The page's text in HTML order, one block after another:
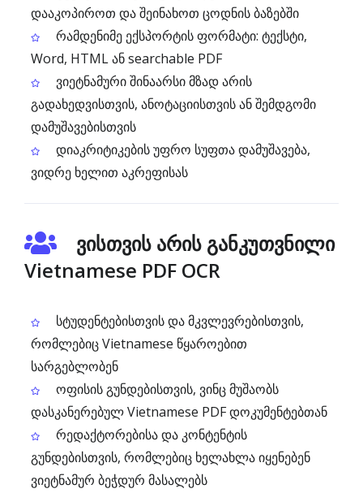
დააკოპიროთ და შეინახოთ ცოდნის ბაზებში
რამდენიმე ექსპორტის ფორმატი: ტექსტი,
Word, HTML ან searchable PDF
ვიეტნამური შინაარსი მზად არის
გადახედვისთვის, ანოტაციისთვის ან შემდგომი
დამუშავებისთვის
დიაკრიტიკების უფრო სუფთა დამუშავება,
ვიდრე ხელით აკრეფისას
ვისთვის არის განკუთვნილი
Vietnamese PDF OCR
სტუდენტებისთვის და მკვლევრებისთვის,
რომლებიც Vietnamese წყაროებით
სარგებლობენ
ოფისის გუნდებისთვის, ვინც მუშაობს
დასკანერებულ Vietnamese PDF დოკუმენტებთან
რედაქტორებისა და კონტენტის
გუნდებისთვის, რომლებიც ხელახლა იყენებენ
ვიეტნამურ ბეჭდურ მასალებს